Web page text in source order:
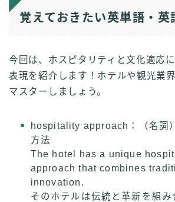
覚えておきたい英単語・英
今回は、ホスピタリティと文化適応
表現を紹介します！ホテルや観光業
マスターしましょう。
hospitality approach：（名詞
方法
The hotel has a unique
approach that combines
innovation.
そのホテルは伝統と革新を組み